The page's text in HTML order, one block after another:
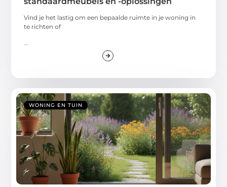
Vind je het lastig om een bepaalde ruimte in je woning in
te richten of
...
WONING EN TUIN